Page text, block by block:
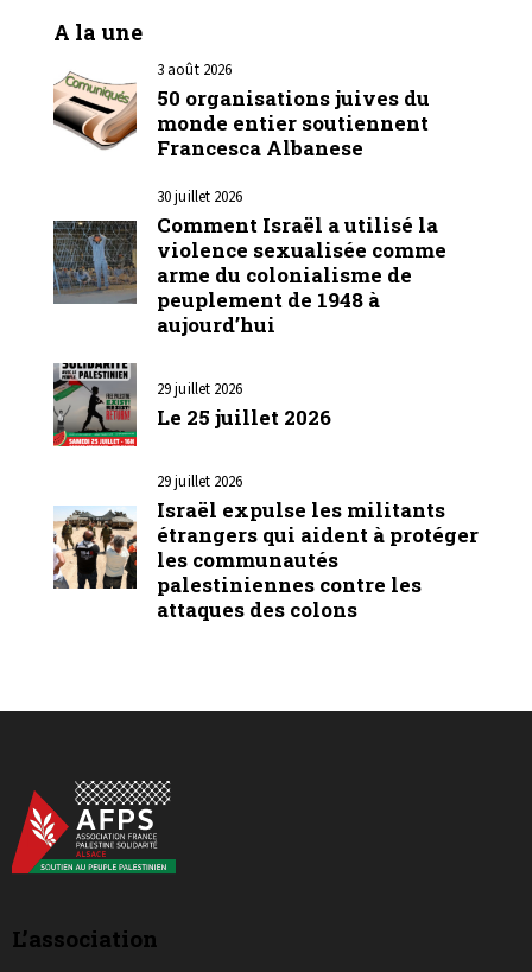
A la une
3 août 2026
50 organisations juives du
monde entier soutiennent
Francesca Albanese
30 juillet 2026
Comment Israël a utilisé la
violence sexualisée comme
arme du colonialisme de
peuplement de 1948 à
aujourd’hui
29 juillet 2026
Le 25 juillet 2026
29 juillet 2026
Israël expulse les militants
étrangers qui aident à protéger
les communautés
palestiniennes contre les
attaques des colons
L’association